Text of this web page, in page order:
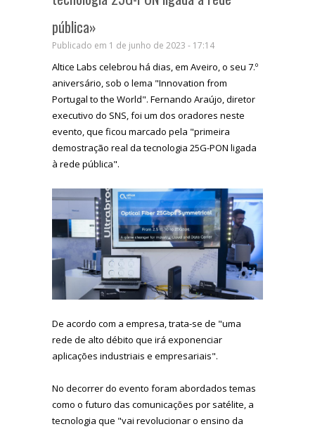
pública»
Publicado em 1 de junho de 2023 - 17:14
Altice Labs celebrou há dias, em Aveiro, o seu 7.º
aniversário, sob o lema "Innovation from
Portugal to the World". Fernando Araújo, diretor
executivo do SNS, foi um dos oradores neste
evento, que ficou marcado pela "primeira
demostração real da tecnologia 25G-PON ligada
à rede pública".
De acordo com a empresa, trata-se de "uma
rede de alto débito que irá exponenciar
aplicações industriais e empresariais".
No decorrer do evento foram abordados temas
como o futuro das comunicações por satélite, a
tecnologia que "vai revolucionar o ensino da